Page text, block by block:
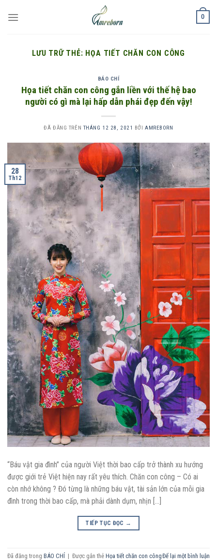
đến
0
LƯU TRỮ THẺ: HỌA TIẾT CHĂN CON CÔNG
BÁO CHÍ
Họa tiết chăn con công gắn liền với thế hệ bao
người có gì mà lại hấp dẫn phái đẹp đến vậy!
ĐÃ ĐĂNG TRÊN THÁNG 12 28, 2021 BỞIAMREBORN
28
Th12
“Báu vật gia đình” của người Việt thời bao cấp trở thành xu hướng
được giới trẻ Việt hiện nay rất yêu thích. Chăn con công – Có ai
còn nhớ không ? Đó từng là những báu vật, tài sản lớn của mỗi gia
đình trong thời bao cấp, mà phải dành dụm, nhịn […]
TIẾP TỤC ĐỌC →
Đã đăng trong BÁO CHÍ | Được gắn thẻ Họa tiết chăn con côngĐể lại một bình luận